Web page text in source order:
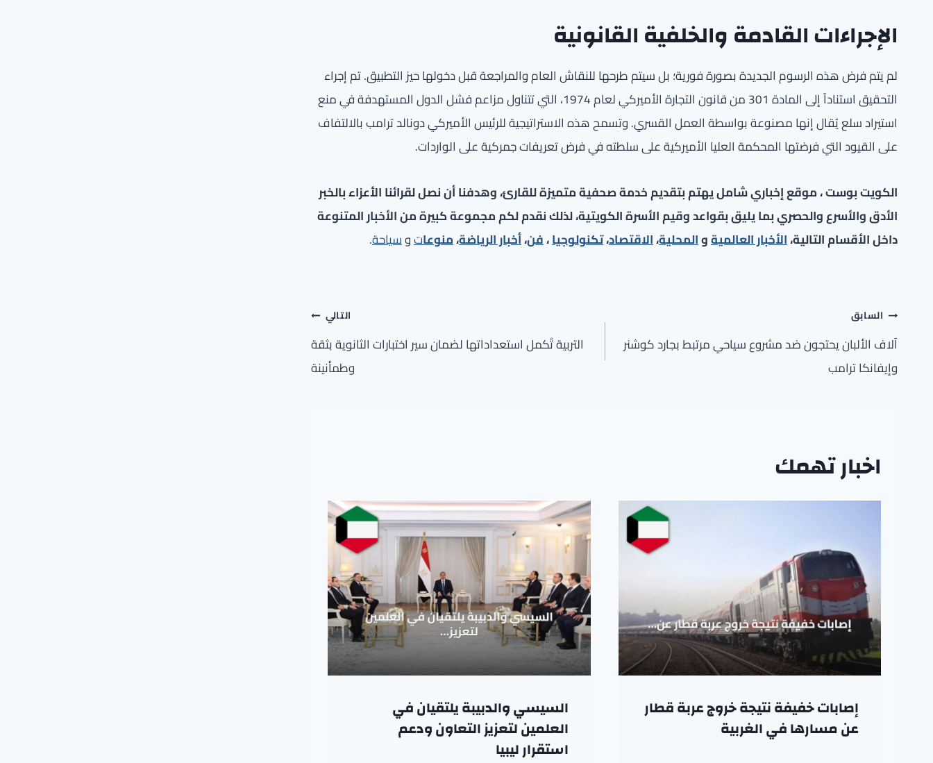
الإجراءات القادمة والخلفية القانونية
لم يتم فرض هذه الرسوم الجديدة بصورة فورية؛ بل سيتم طرحها للنقاش العام والمراجعة قبل دخولها حيز التطبيق. تم إجراء
التحقيق استناداً إلى المادة 301 من قانون التجارة الأميركي لعام 1974، التي تتناول مزاعم فشل الدول المستهدفة في منع
استيراد سلع يُقال إنها مصنوعة بواسطة العمل القسري. وتسمح هذه الاستراتيجية للرئيس الأميركي دونالد ترامب بالالتفاف
على القيود التي فرضتها المحكمة العليا الأميركية على سلطته في فرض تعريفات جمركية على الواردات.
الكويت بوست ، موقع إخباري شامل يهتم بتقديم خدمة صحفية متميزة للقارئ، وهدفنا أن نصل لقرائنا الأعزاء بالخبر
الأدق والأسرع والحصري بما يليق بقواعد وقيم الأسرة الكويتية، لذلك نقدم لكم مجموعة كبيرة من الأخبار المتنوعة
داخل الأقسام التالية،الأخبار العالميةوالمحلية،الاقتصاد،تكنولوجيا،فن،أخبار الرياضة،منوعاتوسياحة.
تصفّح
المقالات
السابق
آلاف الألبان يحتجون ضد مشروع سياحي مرتبط بجارد كوشنر
وإيفانكا ترامب
التالي
التربية تُكمل استعداداتها لضمان سير اختبارات الثانوية بثقة
وطمأنينة
اخبار تهمك
إصابات خفيفة نتيجة خروج عربة قطار
عن مسارها في الغربية
السيسي والدبيبة يلتقيان في
العلمين لتعزيز التعاون ودعم
استقرار ليبيا